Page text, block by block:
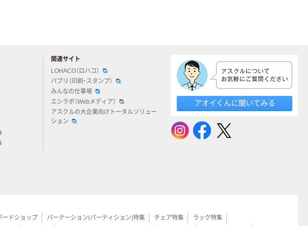
関連サイト
LOHACO（ロハコ）
パプリ（印刷・スタンプ）
みんなの仕事場
エシラボ（Webメディア）
アスクルの大企業向けトータルソリュー
ション
アオイくんに聞いてみる
ードショップ パーテーション(パーティション)特集 チェア特集 ラック特集